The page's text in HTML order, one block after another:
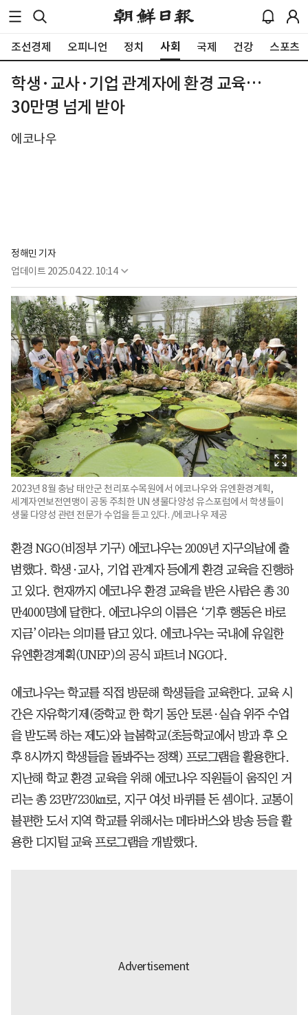
조선경제 오피니언 정치 사회 국제 건강 스포츠
학생·교사·기업 관계자에 환경 교육…
30만명 넘게 받아
에코나우
정해민 기자
업데이트 2025.04.22. 10:14
2023년 8월 충남 태안군 천리포수목원에서 에코나우와 유엔환경계획,
세계자연보전연맹이 공동 주최한 UN 생물다양성 유스포럼에서 학생들이
생물 다양성 관련 전문가 수업을 듣고 있다. /에코나우 제공
환경 NGO(비정부 기구) 에코나우는 2009년 지구의날에 출
범했다. 학생·교사, 기업 관계자 등에게 환경 교육을 진행하
고 있다. 현재까지 에코나우 환경 교육을 받은 사람은 총 30
만4000명에 달한다. 에코나우의 이름은 ‘기후 행동은 바로
지금’이라는 의미를 담고 있다. 에코나우는 국내에 유일한
유엔환경계획(UNEP)의 공식 파트너 NGO다.
에코나우는 학교를 직접 방문해 학생들을 교육한다. 교육 시
간은 자유학기제(중학교 한 학기 동안 토론·실습 위주 수업
을 받도록 하는 제도)와 늘봄학교(초등학교에서 방과 후 오
후 8시까지 학생들을 돌봐주는 정책) 프로그램을 활용한다.
지난해 학교 환경 교육을 위해 에코나우 직원들이 움직인 거
리는 총 23만7230㎞로, 지구 여섯 바퀴를 돈 셈이다. 교통이
불편한 도서 지역 학교를 위해서는 메타버스와 방송 등을 활
용한 디지털 교육 프로그램을 개발했다.